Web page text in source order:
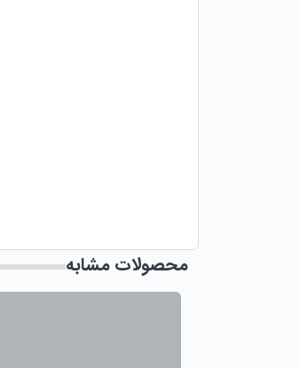
محصولات مشابه